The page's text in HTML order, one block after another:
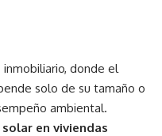
donde el
solo de su tamaño o
ambiental.
en viviendas